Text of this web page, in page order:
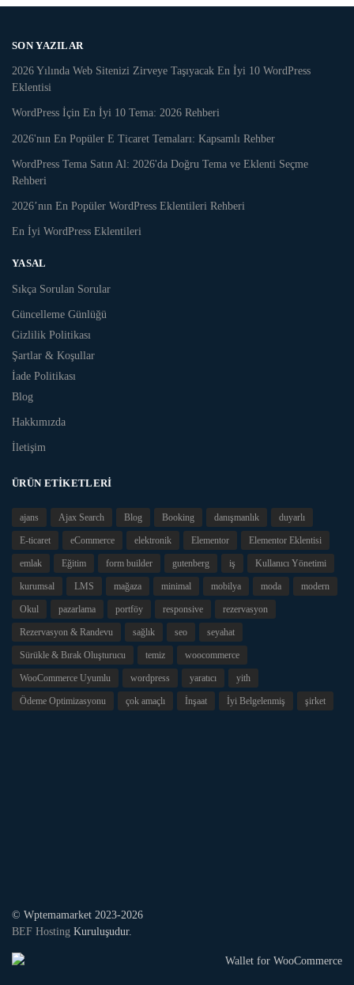
SON YAZILAR
2026 Yılında Web Sitenizi Zirveye Taşıyacak En İyi 10 WordPress
Eklentisi
WordPress İçin En İyi 10 Tema: 2026 Rehberi
2026'nın En Popüler E Ticaret Temaları: Kapsamlı Rehber
WordPress Tema Satın Al: 2026'da Doğru Tema ve Eklenti Seçme
Rehberi
2026’nın En Popüler WordPress Eklentileri Rehberi
En İyi WordPress Eklentileri
YASAL
Sıkça Sorulan Sorular
Güncelleme Günlüğü
Gizlilik Politikası
Şartlar & Koşullar
İade Politikası
Blog
Hakkımızda
İletişim
ÜRÜN ETIKETLERI
ajans Ajax Search Blog Booking danışmanlık duyarlı
E-ticaret eCommerce elektronik Elementor Elementor Eklentisi
emlak Eğitim form builder gutenberg iş Kullanıcı Yönetimi
kurumsal LMS mağaza minimal mobilya moda modern
Okul pazarlama portföy responsive rezervasyon
Rezervasyon & Randevu sağlık seo seyahat
Sürükle & Bırak Oluşturucu temiz woocommerce
WooCommerce Uyumlu wordpress yaratıcı yith
Ödeme Optimizasyonu çok amaçlı İnşaat İyi Belgelenmiş şirket
© Wptemamarket 2023-2026
BEF Hosting Kuruluşudur.